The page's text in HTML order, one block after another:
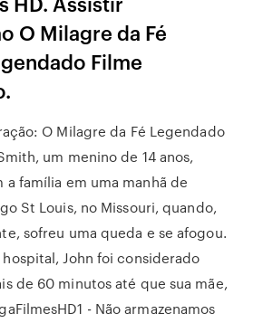
O Milagre da Fé
Filme
O Milagre da Fé Legendado
um menino de 14 anos,
a família em uma manhã de
St Louis, no Missouri, quando,
sofreu uma queda e se afogou.
John foi considerado
de 60 minutos até que sua mãe,
- Não armazenamos